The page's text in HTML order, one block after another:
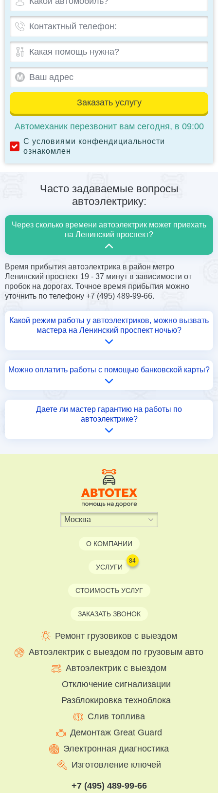
Заказать услугу
С условиями конфендициальности
ознакомлен
Автомеханик перезвонит вам сегодня, в 09:00
Часто задаваемые вопросы
автоэлектрику:
Через сколько времени автоэлектрик может приехать
на Ленинский проспект?
Время прибытия автоэлектрика в район метро
Ленинский проспект 19 - 37 минут в зависимости от
пробок на дорогах. Точное время прибытия можно
уточнить по телефону +7 (495) 489-99-66.
Какой режим работы у автоэлектриков, можно вызвать
мастера на Ленинский проспект ночью?
Можно оплатить работы с помощью банковской карты?
Даете ли мастер гарантию на работы по
автоэлектрике?
О КОМПАНИИ
УСЛУГИ
84
СТОИМОСТЬ УСЛУГ
ЗАКАЗАТЬ ЗВОНОК
Ремонт грузовиков с выездом
Автоэлектрик с выездом по грузовым авто
Автоэлектрик с выездом
Отключение сигнализации
Разблокировка техноблока
Слив топлива
Демонтаж Great Guard
Электронная диагностика
Изготовление ключей
+7 (495) 489-99-66